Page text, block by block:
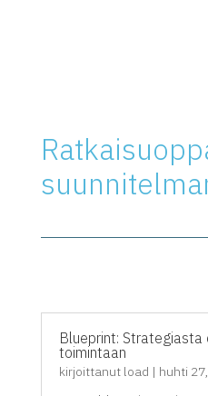
Blueprint: Strategiasta
toimintaan
kirjoittanut load | huhti